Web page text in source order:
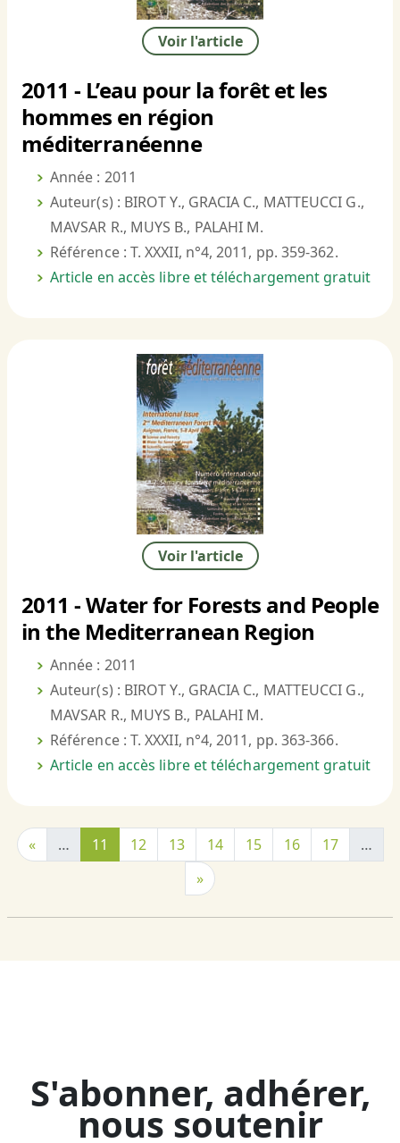
Voir l'article
2011 - L’eau pour la forêt et les
hommes en région
méditerranéenne
Année : 2011
Auteur(s) : BIROT Y., GRACIA C., MATTEUCCI G.,
MAVSAR R., MUYS B., PALAHI M.
Référence : T. XXXII, n°4, 2011, pp. 359-362.
Article en accès libre et téléchargement gratuit
Voir l'article
2011 - Water for Forests and People
in the Mediterranean Region
Année : 2011
Auteur(s) : BIROT Y., GRACIA C., MATTEUCCI G.,
MAVSAR R., MUYS B., PALAHI M.
Référence : T. XXXII, n°4, 2011, pp. 363-366.
Article en accès libre et téléchargement gratuit
« … 11 12 13 14 15 16 17
…
»
S'abonner, adhérer,
nous soutenir